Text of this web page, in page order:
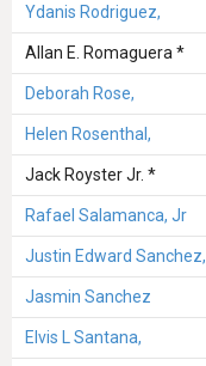
Ydanis Rodriguez,
Allan E. Romaguera *
Deborah Rose,
Helen Rosenthal,
Jack Royster Jr. *
Rafael Salamanca, Jr
Justin Edward Sanchez,
Jasmin Sanchez
Elvis L Santana,